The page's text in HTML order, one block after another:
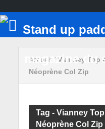
Accueil/ Vianney Top
Néoprène Col Zip
Tag - Vianney
Néoprène Col Zip